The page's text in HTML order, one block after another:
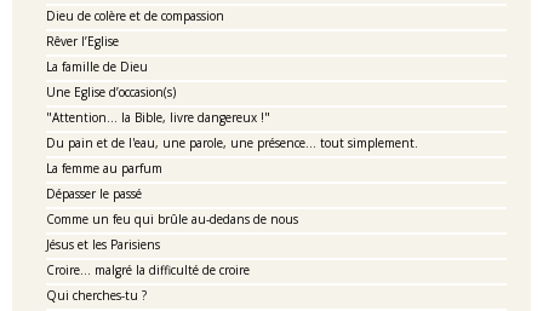
Dieu de colère et de compassion
Rêver l’Eglise
La famille de Dieu
Une Eglise d’occasion(s)
"Attention... la Bible, livre dangereux !"
Du pain et de l'eau, une parole, une présence... tout simplement.
La femme au parfum
Dépasser le passé
Comme un feu qui brûle au-dedans de nous
Jésus et les Parisiens
Croire… malgré la difficulté de croire
Qui cherches-tu ?